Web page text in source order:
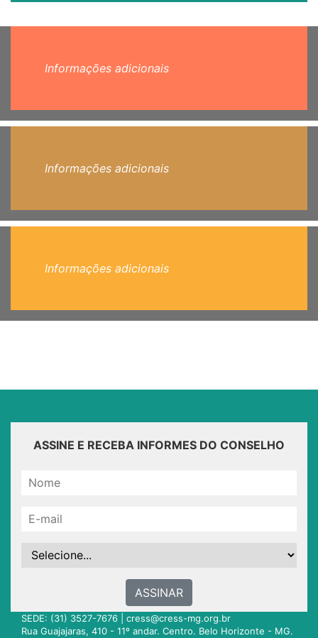
Informações adicionais
Informações adicionais
Informações adicionais
ASSINE E RECEBA INFORMES DO CONSELHO
ASSINAR
SEDE: (31) 3527-7676 | cress@cress-mg.org.br
Rua Guajajaras, 410 - 11º andar. Centro. Belo Horizonte - MG.